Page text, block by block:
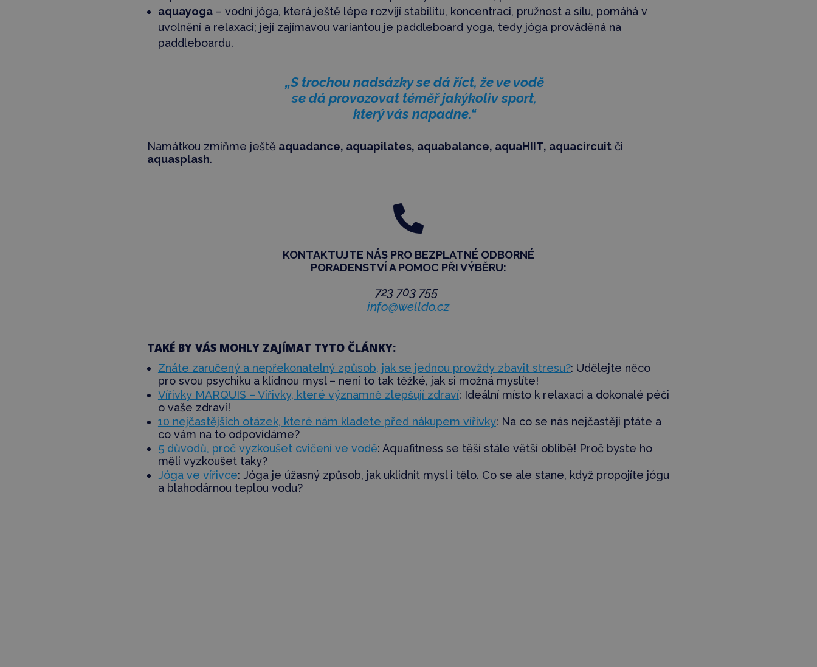
aquayoga– vodní jóga, která ještě lépe rozvíjí stabilitu, koncentraci, pružnost a sílu, pomáhá v
uvolnění a relaxaci; její zajímavou variantou je paddleboard yoga, tedy jóga prováděná na
paddleboardu.
„S trochou nadsázky se dá říct, že ve vodě
se dá provozovat téměř jakýkoliv sport,
který vás napadne.“
Namátkou zmiňme ještě aquadance, aquapilates, aquabalance, aquaHIIT, aquacircuitči
aquasplash.

KONTAKTUJTE NÁS PRO BEZPLATNÉ ODBORNÉ
PORADENSTVÍA POMOC PŘI VÝBĚRU:
723 703 755
info@welldo.cz
TAKÉ BY VÁS MOHLY ZAJÍMAT TYTO ČLÁNKY:
Znáte zaručený a nepřekonatelný způsob, jak se jednou provždy zbavit stresu?: Udělejte něco
pro svou psychiku a klidnou mysl – není to tak těžké, jak si možná myslíte!
Vířivky MARQUIS – Vířivky, které významně zlepšují zdraví: Ideální místo k relaxaci a dokonalé péči
o vaše zdraví!
10 nejčastějších otázek, které nám kladete před nákupem vířivky: Na co se nás nejčastěji ptáte a
co vám na to odpovídáme?
5 důvodů, proč vyzkoušet cvičení ve vodě: Aquafitness se těší stále větší oblibě! Proč byste ho
měli vyzkoušet taky?
Jóga ve vířivce: Jóga je úžasný způsob, jak uklidnit mysl i tělo. Co se ale stane, když propojíte jógu
a blahodárnou teplou vodu?